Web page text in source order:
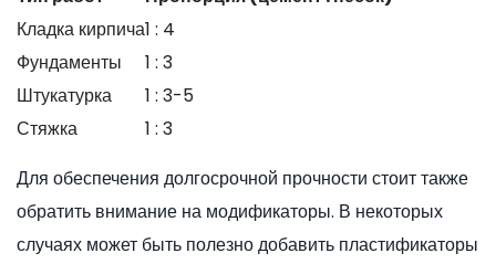
Кладка кирпича1 : 4
Фундаменты
1 : 3
Штукатурка
1 : 3-5
Стяжка
1 : 3
Для обеспечения долгосрочной прочности стоит также
обратить внимание на модификаторы. В некоторых
случаях может быть полезно добавить пластификаторы